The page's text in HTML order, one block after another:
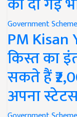
Government Scheme
PM Kisan
किस्त का
सकते हैं
अपना